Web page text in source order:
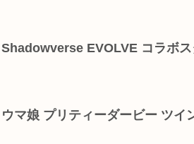
Shadowverse EVOLVE コラボ
ウマ娘 プリティーダービー ツイ